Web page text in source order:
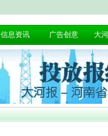
信息资讯 广告创意 大